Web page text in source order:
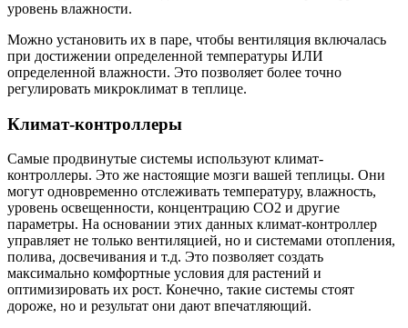
уровень влажности.
Можно установить их в паре, чтобы вентиляция включалась
при достижении определенной температуры ИЛИ
определенной влажности. Это позволяет более точно
регулировать микроклимат в теплице.
Климат-контроллеры
Самые продвинутые системы используют климат-
контроллеры. Это же настоящие мозги вашей теплицы. Они
могут одновременно отслеживать температуру, влажность,
уровень освещенности, концентрацию CO2 и другие
параметры. На основании этих данных климат-контроллер
управляет не только вентиляцией, но и системами отопления,
полива, досвечивания и т.д. Это позволяет создать
максимально комфортные условия для растений и
оптимизировать их рост. Конечно, такие системы стоят
дороже, но и результат они дают впечатляющий.